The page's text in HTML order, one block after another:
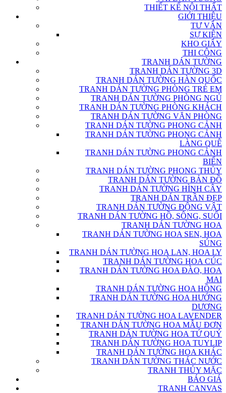
THIẾT KẾ NỘI THẤT
GIỚI THIỆU
TƯ VẤN
SỰ KIỆN
KHO GIẤY
THI CÔNG
TRANH DÁN TƯỜNG
TRANH DÁN TƯỜNG 3D
TRANH DÁN TƯỜNG HÀN QUỐC
TRANH DÁN TƯỜNG PHÒNG TRẺ EM
TRANH DÁN TƯỜNG PHÒNG NGỦ
TRANH DÁN TƯỜNG PHÒNG KHÁCH
TRANH DÁN TƯỜNG VĂN PHÒNG
TRANH DÁN TƯỜNG PHONG CẢNH
TRANH DÁN TƯỜNG PHONG CẢNH
LÀNG QUÊ
TRANH DÁN TƯỜNG PHONG CẢNH
BIỂN
TRANH DÁN TƯỜNG PHONG THỦY
TRANH DÁN TƯỜNG BẢN ĐỒ
TRANH DÁN TƯỜNG HÌNH CÂY
TRANH DÁN TRẦN ĐẸP
TRANH DÁN TƯỜNG ĐỘNG VẬT
TRANH DÁN TƯỜNG HỒ, SÔNG, SUỐI
TRANH DÁN TƯỜNG HOA
TRANH DÁN TƯỜNG HOA SEN, HOA
SÚNG
TRANH DÁN TƯỜNG HOA LAN, HOA LY
TRANH DÁN TƯỜNG HOA CÚC
TRANH DÁN TƯỜNG HOA ĐÀO, HOA
MAI
TRANH DÁN TƯỜNG HOA HỒNG
TRANH DÁN TƯỜNG HOA HƯỚNG
DƯƠNG
TRANH DÁN TƯỜNG HOA LAVENDER
TRANH DÁN TƯỜNG HOA MẪU ĐƠN
TRANH DÁN TƯỜNG HOA TỨ QUÝ
TRANH DÁN TƯỜNG HOA TUYLIP
TRANH DÁN TƯỜNG HOA KHÁC
TRANH DÁN TƯỜNG THÁC NƯỚC
TRANH THỦY MẶC
BÁO GIÁ
TRANH CANVAS